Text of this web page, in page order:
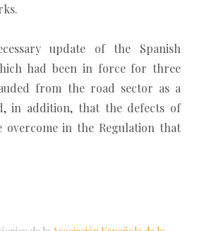
update of the Spanish
had been in force for three
from the road sector as a
in addition, that the defects of
in the Regulation that